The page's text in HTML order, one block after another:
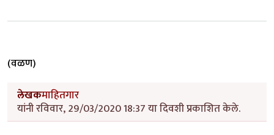
(वळण)
लेखकमाहितगार
यांनी रविवार, 29/03/2020 18:37 या दिवशी प्रकाशित केले.